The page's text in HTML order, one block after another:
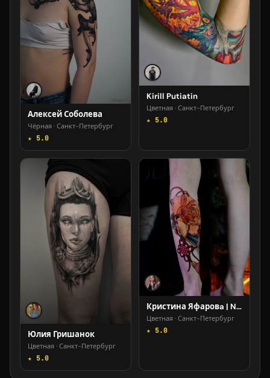
Алексей Соболева
Чёрная · Санкт-Петербург
★ 5.0
Kirill Putiatin
Цветная · Санкт-Петербург
★ 5.0
Юлия Гришанок
Цветная · Санкт-Петербург
★ 5.0
Кристина Яфаровa | Nakolyu Kupola
Цветная · Санкт-Петербург
★ 5.0